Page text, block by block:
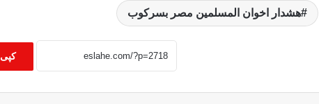
هشدار اخوان المسلمين مصر بسركوب